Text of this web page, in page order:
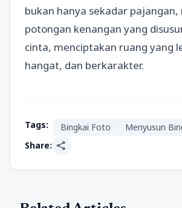
bukan hanya sekadar pajangan,
potongan kenangan yang
cinta, menciptakan ruang yang
hangat, dan berkarakter.
Tags: Bingkai Foto
Menyusun
Share: share